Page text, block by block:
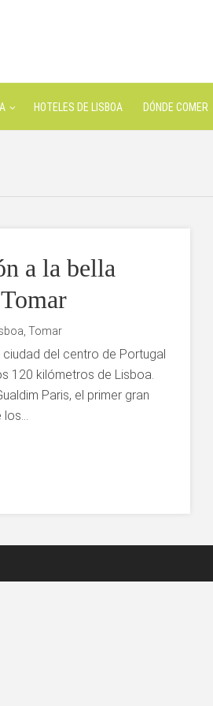
HOTELES DE LISBOA DÓNDE COMER
a la bella
Tomar
del centro de Portugal
120 kilómetros de Lisboa.
Paris, el primer gran